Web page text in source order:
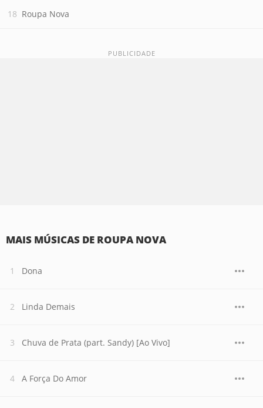
Roupa Nova
MAIS MÚSICAS DE ROUPA NOVA
Dona
Linda Demais
Chuva de Prata (part. Sandy) [Ao Vivo]
A Força Do Amor